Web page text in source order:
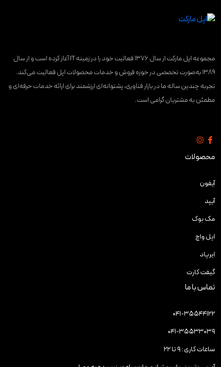
مجموعه اپل مارکت از سال ۱۳۷۶ فعالیت خود را در زمینه IT آغاز کرده است و از سال
۱۳۸۹ به‌صورت تخصصی در حوزه فروش و خدمات محصولات اپل فعالیت می‌کند.
تجربه چندین ساله ما در بازار فناوری، پشتوانه‌ای ارزشمند برای ارائه خدمات حرفه‌ای و
مطمئن به مشتریان گرامی است.
محصولات
آیفون
آیپد
مک بوک
اپل واچ
ایرپاد
گیفت کارت
تماس با ما
۰۴۱-۳۵۵۴۴۱۲۲
۰۴۱-۳۵۵۳۳۰۳۹
ساعات کاری : ۹ تا ۲۲